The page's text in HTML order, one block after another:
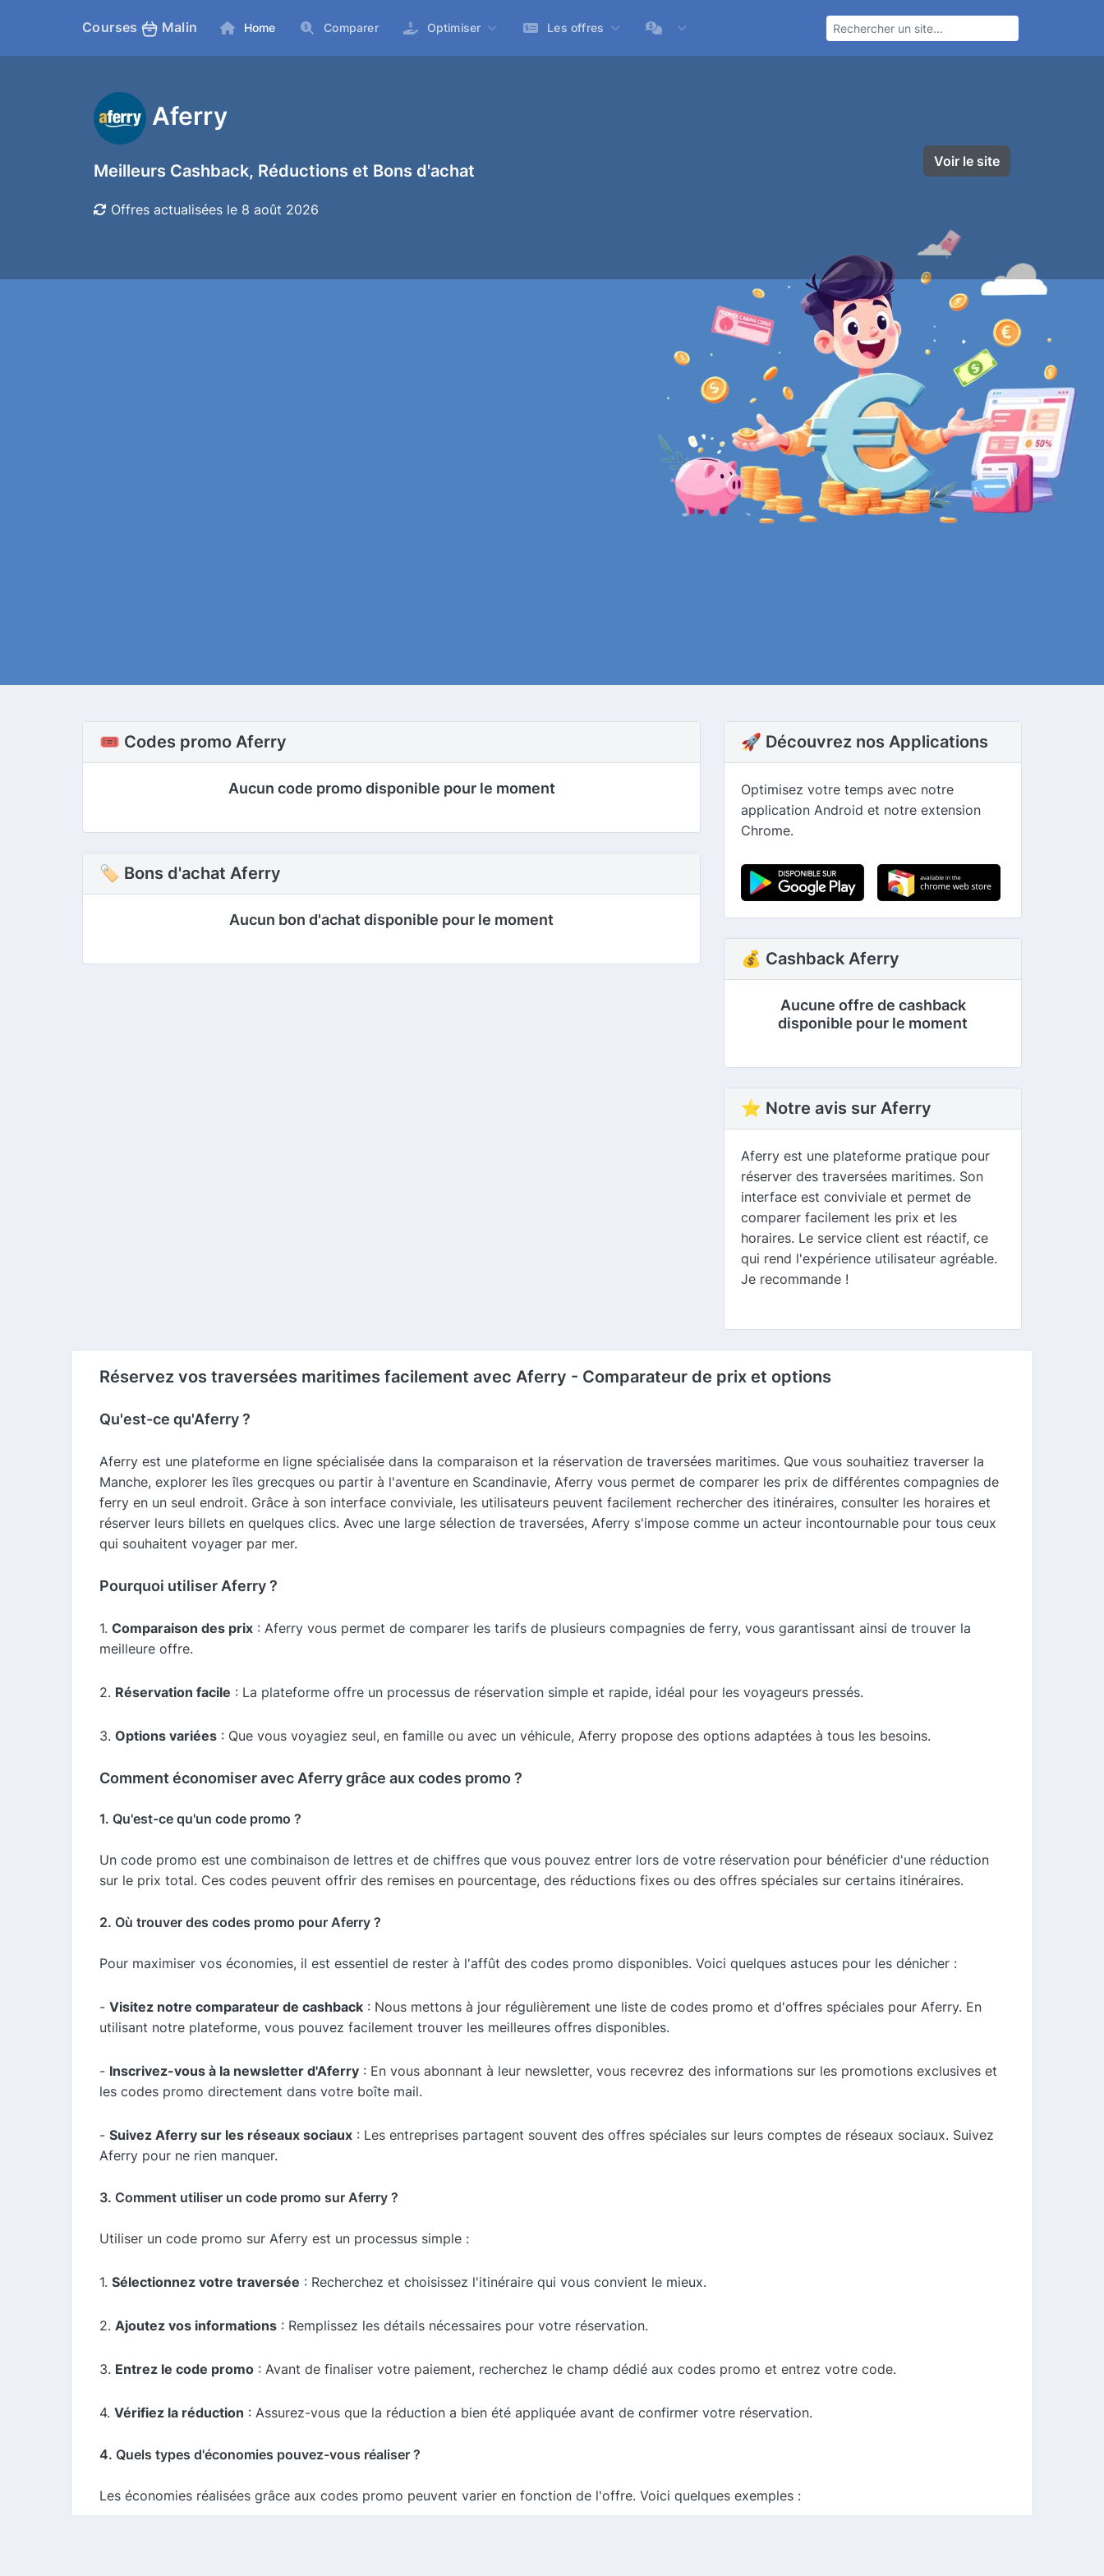
Courses Malin Home Comparer Optimiser Les offres
Aferry
Meilleurs Cashback, Réductions et Bons d'achat
Offres actualisées le 8 août 2026
Voir le site
🎟️ Codes promo Aferry
Aucun code promo disponible pour le moment
🏷 Bons d'achat Aferry
Aucun bon d'achat disponible pour le moment
🚀 Découvrez nos Applications
Optimisez votre temps avec notre
application Android et notre extension
Chrome.
💰 Cashback Aferry
Aucune offre de cashback
disponible pour le moment
⭐ Notre avis sur Aferry
Aferry est une plateforme pratique pour
réserver des traversées maritimes. Son
interface est conviviale et permet de
comparer facilement les prix et les
horaires. Le service client est réactif, ce
qui rend l'expérience utilisateur agréable.
Je recommande !
Réservez vos traversées maritimes facilement avec Aferry - Comparateur de prix et options
Qu'est-ce qu'Aferry ?
Aferry est une plateforme en ligne spécialisée dans la comparaison et la réservation de traversées maritimes. Que vous souhaitiez traverser la
Manche, explorer les îles grecques ou partir à l'aventure en Scandinavie, Aferry vous permet de comparer les prix de différentes compagnies de
ferry en un seul endroit. Grâce à son interface conviviale, les utilisateurs peuvent facilement rechercher des itinéraires, consulter les horaires et
réserver leurs billets en quelques clics. Avec une large sélection de traversées, Aferry s'impose comme un acteur incontournable pour tous ceux
qui souhaitent voyager par mer.
Pourquoi utiliser Aferry ?
1. Comparaison des prix : Aferry vous permet de comparer les tarifs de plusieurs compagnies de ferry, vous garantissant ainsi de trouver la
meilleure offre.
2. Réservation facile : La plateforme offre un processus de réservation simple et rapide, idéal pour les voyageurs pressés.
3. Options variées : Que vous voyagiez seul, en famille ou avec un véhicule, Aferry propose des options adaptées à tous les besoins.
Comment économiser avec Aferry grâce aux codes promo ?
1. Qu'est-ce qu'un code promo ?
Un code promo est une combinaison de lettres et de chiffres que vous pouvez entrer lors de votre réservation pour bénéficier d'une réduction
sur le prix total. Ces codes peuvent offrir des remises en pourcentage, des réductions fixes ou des offres spéciales sur certains itinéraires.
2. Où trouver des codes promo pour Aferry ?
Pour maximiser vos économies, il est essentiel de rester à l'affût des codes promo disponibles. Voici quelques astuces pour les dénicher :
- Visitez notre comparateur de cashback : Nous mettons à jour régulièrement une liste de codes promo et d'offres spéciales pour Aferry. En
utilisant notre plateforme, vous pouvez facilement trouver les meilleures offres disponibles.
- Inscrivez-vous à la newsletter d'Aferry : En vous abonnant à leur newsletter, vous recevrez des informations sur les promotions exclusives et
les codes promo directement dans votre boîte mail.
- Suivez Aferry sur les réseaux sociaux : Les entreprises partagent souvent des offres spéciales sur leurs comptes de réseaux sociaux. Suivez
Aferry pour ne rien manquer.
3. Comment utiliser un code promo sur Aferry ?
Utiliser un code promo sur Aferry est un processus simple :
1. Sélectionnez votre traversée : Recherchez et choisissez l'itinéraire qui vous convient le mieux.
2. Ajoutez vos informations : Remplissez les détails nécessaires pour votre réservation.
3. Entrez le code promo : Avant de finaliser votre paiement, recherchez le champ dédié aux codes promo et entrez votre code.
4. Vérifiez la réduction : Assurez-vous que la réduction a bien été appliquée avant de confirmer votre réservation.
4. Quels types d'économies pouvez-vous réaliser ?
Les économies réalisées grâce aux codes promo peuvent varier en fonction de l'offre. Voici quelques exemples :